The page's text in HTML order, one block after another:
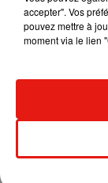
À l'heure
euros.
accepter". Vos
pouvez mettre à
moment via le lien